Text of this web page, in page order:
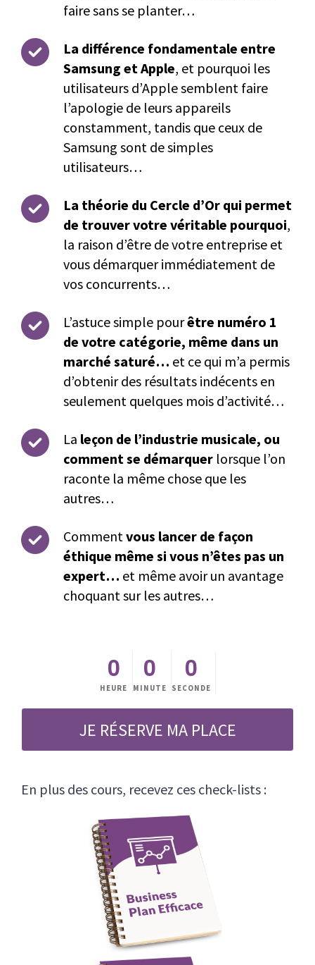
faire sans se planter…
La différence fondamentale entre
Samsung et Apple, et pourquoi les
utilisateurs d’Apple semblent faire
l’apologie de leurs appareils
constamment, tandis que ceux de
Samsung sont de simples
utilisateurs…
La théorie du Cercle d’Or qui permet
de trouver votre véritable pourquoi,
la raison d’être de votre entreprise et
vous démarquer immédiatement de
vos concurrents…
L’astuce simple pourêtre numéro 1
de votre catégorie, même dans un
marché saturé… et ce qui m’a permis
d’obtenir des résultats indécents en
seulement quelques mois d’activité…
La leçon de l’industrie musicale, ou
comment se démarquer lorsque l’on
raconte la même chose que les
autres…
Comment vous lancer de façon
éthique même si vous n’êtes pas un
expert… et même avoir un avantage
choquant sur les autres…
0
HEURE
0
MINUTE
0
SECONDE
JE RÉSERVE MA PLACE
En plus des cours, recevez ces check-lists :